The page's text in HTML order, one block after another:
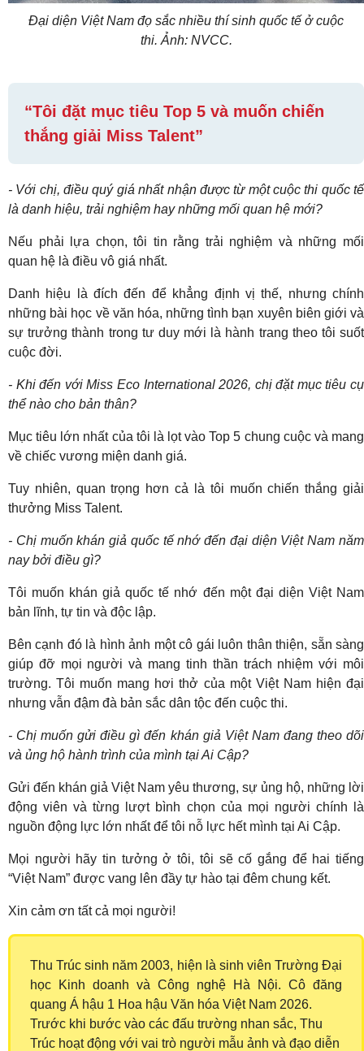
Đại diện Việt Nam đọ sắc nhiều thí sinh quốc tế ở cuộc
thi. Ảnh: NVCC.
“Tôi đặt mục tiêu Top 5 và muốn chiến
thắng giải Miss Talent”
- Với chị, điều quý giá nhất nhận được từ một cuộc thi quốc tế
là danh hiệu, trải nghiệm hay những mối quan hệ mới?
Nếu phải lựa chọn, tôi tin rằng trải nghiệm và những mối
quan hệ là điều vô giá nhất.
Danh hiệu là đích đến để khẳng định vị thế, nhưng chính
những bài học về văn hóa, những tình bạn xuyên biên giới và
sự trưởng thành trong tư duy mới là hành trang theo tôi suốt
cuộc đời.
- Khi đến với Miss Eco International 2026, chị đặt mục tiêu cụ
thể nào cho bản thân?
Mục tiêu lớn nhất của tôi là lọt vào Top 5 chung cuộc và mang
về chiếc vương miện danh giá.
Tuy nhiên, quan trọng hơn cả là tôi muốn chiến thắng giải
thưởng Miss Talent.
- Chị muốn khán giả quốc tế nhớ đến đại diện Việt Nam năm
nay bởi điều gì?
Tôi muốn khán giả quốc tế nhớ đến một đại diện Việt Nam
bản lĩnh, tự tin và độc lập.
Bên cạnh đó là hình ảnh một cô gái luôn thân thiện, sẵn sàng
giúp đỡ mọi người và mang tinh thần trách nhiệm với môi
trường. Tôi muốn mang hơi thở của một Việt Nam hiện đại
nhưng vẫn đậm đà bản sắc dân tộc đến cuộc thi.
- Chị muốn gửi điều gì đến khán giả Việt Nam đang theo dõi
và ủng hộ hành trình của mình tại Ai Cập?
Gửi đến khán giả Việt Nam yêu thương, sự ủng hộ, những lời
động viên và từng lượt bình chọn của mọi người chính là
nguồn động lực lớn nhất để tôi nỗ lực hết mình tại Ai Cập.
Mọi người hãy tin tưởng ở tôi, tôi sẽ cố gắng để hai tiếng
“Việt Nam” được vang lên đầy tự hào tại đêm chung kết.
Xin cảm ơn tất cả mọi người!
Thu Trúc sinh năm 2003, hiện là sinh viên Trường Đại
học Kinh doanh và Công nghệ Hà Nội. Cô đăng
quang Á hậu 1 Hoa hậu Văn hóa Việt Nam 2026.
​Trước khi bước vào các đấu trường nhan sắc, Thu
Trúc hoạt động với vai trò người mẫu ảnh và đạo diễn